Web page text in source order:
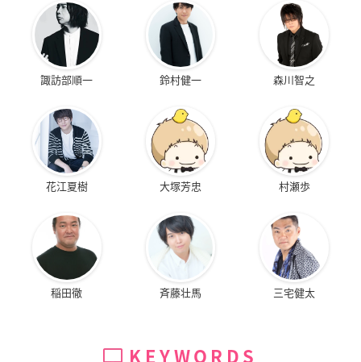
諏訪部順一 鈴村健一 森川智之
花江夏樹 大塚芳忠 村瀬歩
稲田徹 斉藤壮馬 三宅健太
KEYWORDS